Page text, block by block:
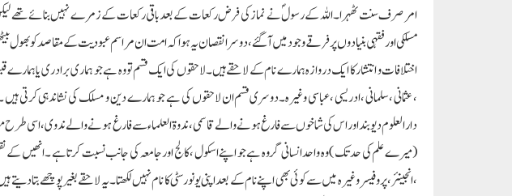
امرصرف سنت ٹھہرا ۔اللہ کے رسولؐ نے نماز کی فرض رکعات کے بعدباقی رکعات کے زمرے نہیں بنائے تھے
مسلکی اور فقہی بنیادوں پر فرقے وجود میں آگئے ،دوسرا نقصان یہ ہوا کہ امت ان مراسم عبودیت کے مقاصد کوبھول
اختلافات و انتشار کا ایک دروازہ ہمارے نام کے لاحقے ہیں ۔لاحقوں کی ایک قسم تو وہ ہے جو ہماری برادری یا
،عثمانی ،سلمانی ،ادریسی ،عباسی وغیرہ۔دوسری قسم ان لاحقوں کی ہے جو ہمارے دین و مسلک کی نشاندہی کرتی
دارالعلوم دیوبند اور اس کی شاخوں سے فارغ ہونے والے قاسمی ،ندوۃ العلماء سے فارغ ہونے والے ندوی ،اسی طرح
(میرے علم کی حد تک )وہ واحد انسانی گروہ ہے جو اپنے اسکول ،کالج اور جامعہ کی جانب نسبت کرتا ہے ۔انھیں
،انجینئر،پروفیسر وغیرہ میں سے کوئی بھی اپنے نام کے بعد اپنی یونورسٹی کا نام نہیں لکھتا۔یہ لاحقے بغیر پوچھے